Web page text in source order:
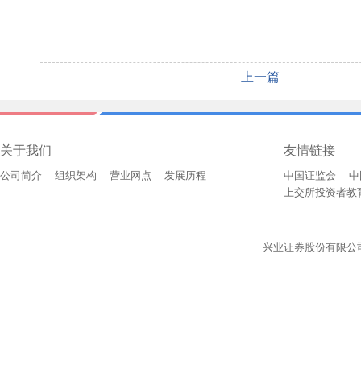
上一篇
关于我们
公司简介 组织架构 营业网点 发展历程
友情链接
中国证监会
上交所投资者教
兴业证券股份有限